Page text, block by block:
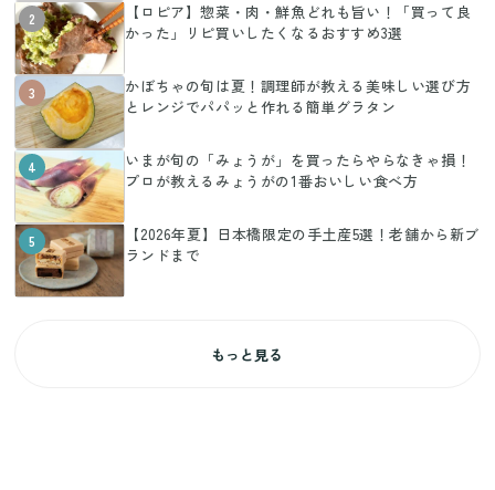
2
【ロピア】惣菜・肉・鮮魚どれも旨い！「買って良
かった」リピ買いしたくなるおすすめ3選
3
かぼちゃの旬は夏！調理師が教える美味しい選び方
とレンジでパパッと作れる簡単グラタン
4
いまが旬の「みょうが」を買ったらやらなきゃ損！
プロが教えるみょうがの1番おいしい食べ方
5
【2026年夏】日本橋限定の手土産5選！老舗から新ブ
ランドまで
もっと見る